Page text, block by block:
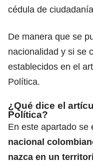
cédula de
De manera que se
nacionalidad y si se
establecidos en el
Política.
¿Qué dice el
Política?
En este apartado se
nacional
nazca en un